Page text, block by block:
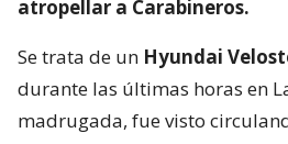
atropellar a Carabineros.
Se trata de un Hyundai
durante las últimas horas en
madrugada, fue visto